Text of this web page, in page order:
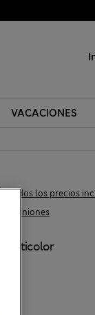
VACACIONES
6 Opiniones
Todos los precios
Multicolor